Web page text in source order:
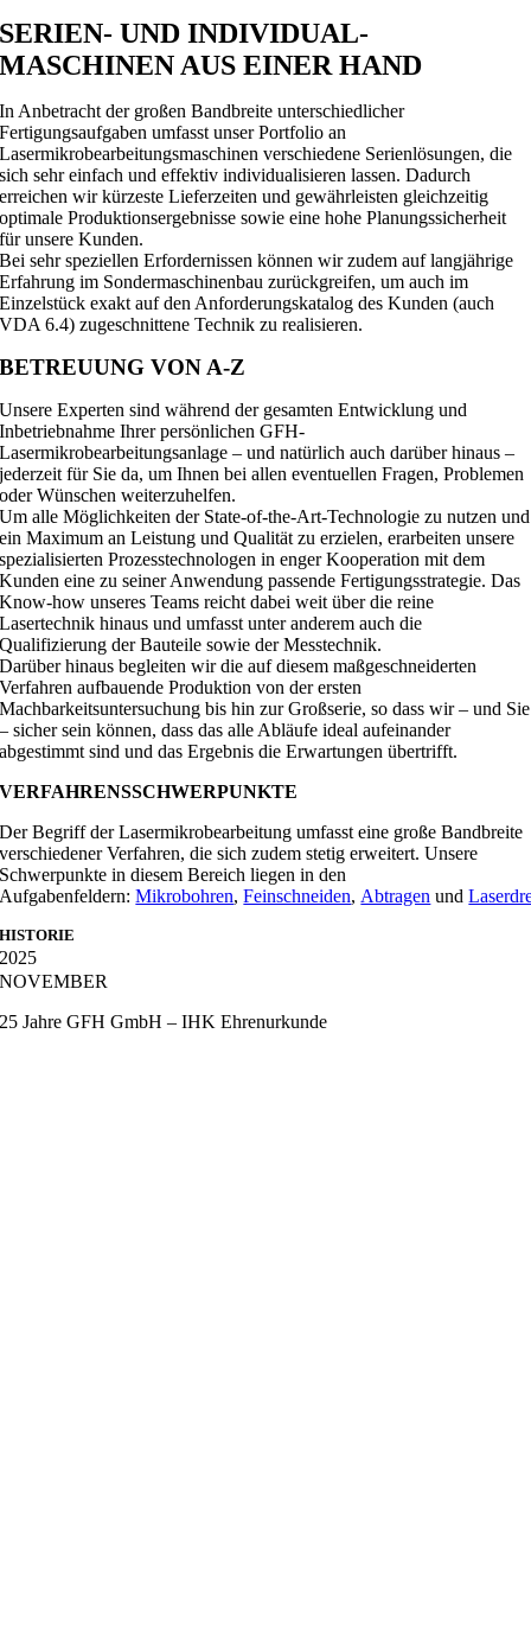
SERIEN- UND INDIVIDUAL-
MASCHINEN AUS EINER HAND
In Anbetracht der großen Bandbreite unterschiedlicher
Fertigungsaufgaben umfasst unser Portfolio an
Lasermikrobearbeitungsmaschinen verschiedene Serienlösungen, die
sich sehr einfach und effektiv individualisieren lassen. Dadurch
erreichen wir kürzeste Lieferzeiten und gewährleisten gleichzeitig
optimale Produktionsergebnisse sowie eine hohe Planungssicherheit
für unsere Kunden.
Bei sehr speziellen Erfordernissen können wir zudem auf langjährige
Erfahrung im Sondermaschinenbau zurückgreifen, um auch im
Einzelstück exakt auf den Anforderungskatalog des Kunden (auch
VDA 6.4) zugeschnittene Technik zu realisieren.
BETREUUNG VON A-Z
Unsere Experten sind während der gesamten Entwicklung und
Inbetriebnahme Ihrer persönlichen GFH-
Lasermikrobearbeitungsanlage – und natürlich auch darüber hinaus –
jederzeit für Sie da, um Ihnen bei allen eventuellen Fragen, Problemen
oder Wünschen weiterzuhelfen.
Um alle Möglichkeiten der State-of-the-Art-Technologie zu nutzen und
ein Maximum an Leistung und Qualität zu erzielen, erarbeiten unsere
spezialisierten Prozesstechnologen in enger Kooperation mit dem
Kunden eine zu seiner Anwendung passende Fertigungsstrategie. Das
Know-how unseres Teams reicht dabei weit über die reine
Lasertechnik hinaus und umfasst unter anderem auch die
Qualifizierung der Bauteile sowie der Messtechnik.
Darüber hinaus begleiten wir die auf diesem maßgeschneiderten
Verfahren aufbauende Produktion von der ersten
Machbarkeitsuntersuchung bis hin zur Großserie, so dass wir – und Sie
– sicher sein können, dass das alle Abläufe ideal aufeinander
abgestimmt sind und das Ergebnis die Erwartungen übertrifft.
VERFAHRENSSCHWERPUNKTE
Der Begriff der Lasermikrobearbeitung umfasst eine große Bandbreite
verschiedener Verfahren, die sich zudem stetig erweitert. Unsere
Schwerpunkte in diesem Bereich liegen in den
Aufgabenfeldern:Mikrobohren,Feinschneiden, Abtragen und
HISTORIE
2025
NOVEMBER
25 Jahre GFH GmbH – IHK Ehrenurkunde